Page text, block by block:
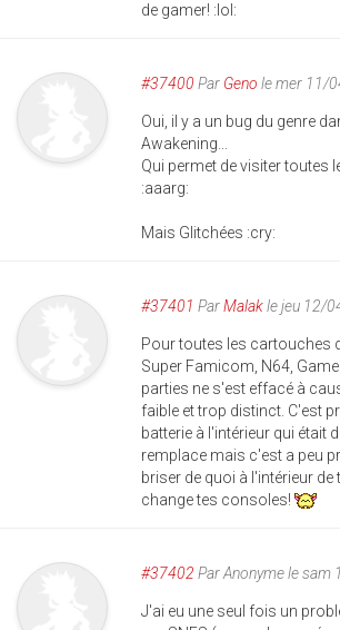
de gamer! :lol:
#37400 Par Geno le mer 11/
Oui, il y a un bug du genre
Awakening...
Qui permet de visiter toutes
:aaarg:
Mais Glitchées :cry:
#37401 ParMalakle jeu 12/
Pour toutes les cartouches
Super Famicom, N64,
parties ne s'est effacé à
faible et trop distinct. C'est
batterie à l'intérieur qui était
remplace mais c'est a peu
briser de quoi à l'intérieur de
change tes consoles!
#37402 ParAnonymele sam
J'ai eu une seul fois un